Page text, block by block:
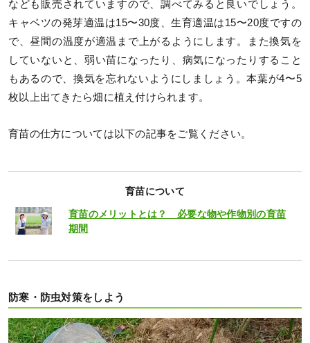
なども販売されていますので、調べてみると良いでしょう。
キャベツの発芽適温は15〜30度、生育適温は15〜20度ですの
で、昼間の温度が適温まで上がるようにします。また換気を
していないと、弱い苗になったり、病気になったりすること
もあるので、換気を忘れないようにしましょう。本葉が4〜5
枚以上出てきたら畑に植え付けられます。
育苗の仕方については以下の記事をご覧ください。
育苗について
育苗のメリットとは？ 必要な物や作物別の育苗
期間
防寒・防虫対策をしよう